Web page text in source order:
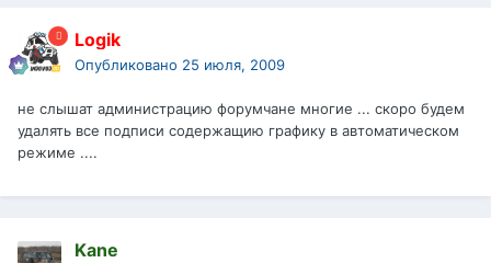
Logik
Опубликовано 25 июля, 2009
не слышат администрацию форумчане многие ... скоро будем
удалять все подписи содержащию графику в автоматическом
режиме ....
Kane